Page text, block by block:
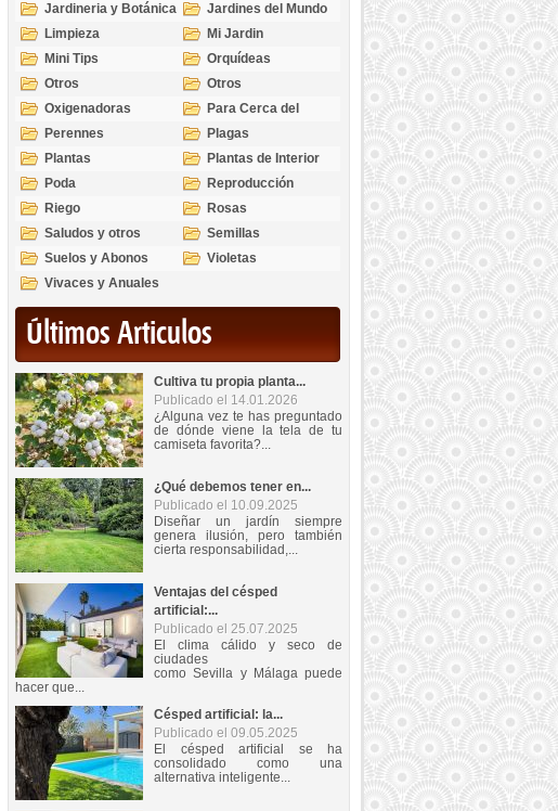
Jardineria y Botánica
Jardines del Mundo
Limpieza
Mi Jardin
Mini Tips
Orquídeas
Otros
Otros
Oxigenadoras
Para Cerca del
Estanque
Perennes
Plagas
Plantas
Plantas de Interior
Poda
Reproducción
Riego
Rosas
Saludos y otros
temas
Semillas
Suelos y Abonos
Violetas
Vivaces y Anuales
Últimos Articulos
Cultiva tu propia planta...
Publicado el 14.01.2026
¿Alguna vez te has preguntado
de dónde viene la tela de tu
camiseta favorita?...
¿Qué debemos tener en...
Publicado el 10.09.2025
Diseñar un jardín siempre
genera ilusión, pero también
cierta responsabilidad,...
Ventajas del césped
artificial:...
Publicado el 25.07.2025
El clima cálido y seco de
ciudades
como Sevilla y Málaga puede
hacer que...
Césped artificial: la...
Publicado el 09.05.2025
El césped artificial se ha
consolidado como una
alternativa inteligente...